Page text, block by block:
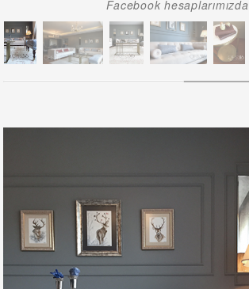
Facebook hesaplarımızda